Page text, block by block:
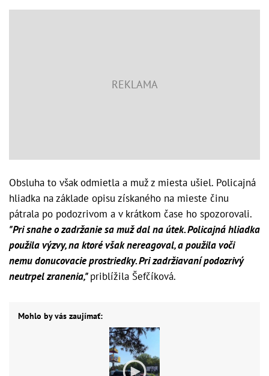
Obsluha to však odmietla a muž z miesta ušiel. Policajná
hliadka na základe opisu získaného na mieste činu
pátrala po podozrivom a v krátkom čase ho spozorovali.
"Pri snahe o zadržanie sa muž dal na útek. Policajná hliadka
použila výzvy, na ktoré však nereagoval, a použila voči
nemu donucovacie prostriedky. Pri zadržiavaní podozrivý
neutrpel zranenia,"priblížila Šefčíková.
Mohlo by vás zaujímať: